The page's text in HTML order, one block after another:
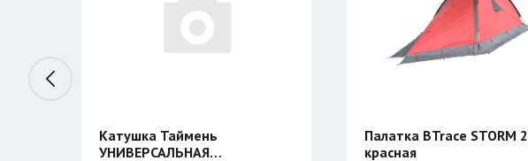
Катушка Таймень
УНИВЕРСАЛЬНАЯ
Палатка BTrace STORM 2
красная